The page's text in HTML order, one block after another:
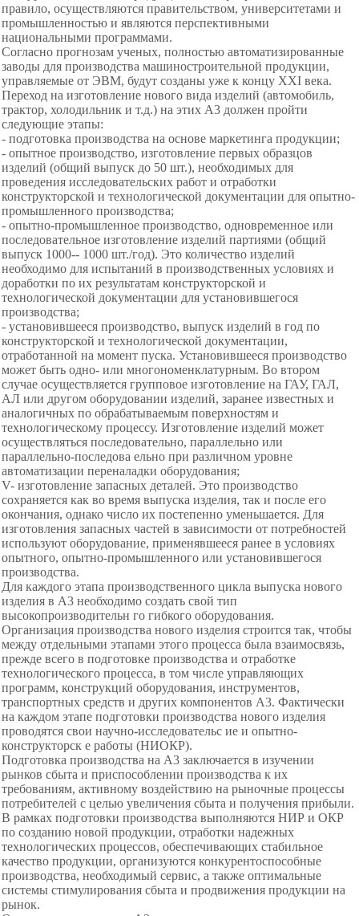
правило, осуществляются правительством, университетами и
промышленностью и являются перспективными
национальными программами.
Согласно прогнозам ученых, полностью автоматизированные
заводы для производства машиностроительной продукции,
управляемые от ЭВМ, будут созданы уже к концу XXI века.
Переход на изготовление нового вида изделий (автомобиль,
трактор, холодильник и т.д.) на этих A3 должен пройти
следующие этапы:
- подготовка производства на основе маркетинга продукции;
- опытное производство, изготовление первых образцов
изделий (общий выпуск до 50 шт.), необходимых для
проведения исследовательских работ и отработки
конструкторской и технологической документации для опытно-
промышленного производства;
- опытно-промышленное производство, одновременное или
последовательное изготовление изделий партиями (общий
выпуск 1000-- 1000 шт./год). Это количество изделий
необходимо для испытаний в производственных условиях и
доработки по их результатам конструкторской и
технологической документации для установившегося
производства;
- установившееся производство, выпуск изделий в год по
конструкторской и технологической документации,
отработанной на момент пуска. Установившееся производство
может быть одно- или многономенклатурным. Во втором
случае осуществляется групповое изготовление на ГАУ, ГАЛ,
АЛ или другом оборудовании изделий, заранее известных и
аналогичных по обрабатываемым поверхностям и
технологическому процессу. Изготовление изделий может
осуществляться последовательно, параллельно или
параллельно-последова ельно при различном уровне
автоматизации переналадки оборудования;
V- изготовление запасных деталей. Это производство
сохраняется как во время выпуска изделия, так и после его
окончания, однако число их постепенно уменьшается. Для
изготовления запасных частей в зависимости от потребностей
используют оборудование, применявшееся ранее в условиях
опытного, опытно-промышленного или установившегося
производства.
Для каждого этапа производственного цикла выпуска нового
изделия в A3 необходимо создать свой тип
высокопроизводительн го гибкого оборудования.
Организация производства нового изделия строится так, чтобы
между отдельными этапами этого процесса была взаимосвязь,
прежде всего в подготовке производства и отработке
технологического процесса, в том числе управляющих
программ, конструкций оборудования, инструментов,
транспортных средств и других компонентов A3. Фактически
на каждом этапе подготовки производства нового изделия
проводятся свои научно-исследовательс ие и опытно-
конструкторск е работы (НИОКР).
Подготовка производства на A3 заключается в изучении
рынков сбыта и приспособлении производства к их
требованиям, активному воздействию на рыночные процессы
потребителей с целью увеличения сбыта и получения прибыли.
В рамках подготовки производства выполняются НИР и ОКР
по созданию новой продукции, отработки надежных
технологических процессов, обеспечивающих стабильное
качество продукции, организуются конкурентоспособные
производства, необходимый сервис, а также оптимальные
системы стимулирования сбыта и продвижения продукции на
рынок.